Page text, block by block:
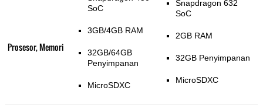
Prosesor, Memori
SoC
3GB/4GB RAM
32GB/64GB
Penyimpanan
MicroSDXC
Snapdragon 632
SoC
2GB RAM
32GB Penyimpanan
MicroSDXC